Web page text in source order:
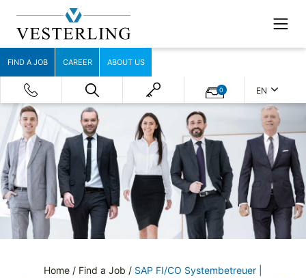
FIND A JOB CAREER ABOUT US
0 EN
Home / Find a Job / SAP FI/CO Systembetreuer |